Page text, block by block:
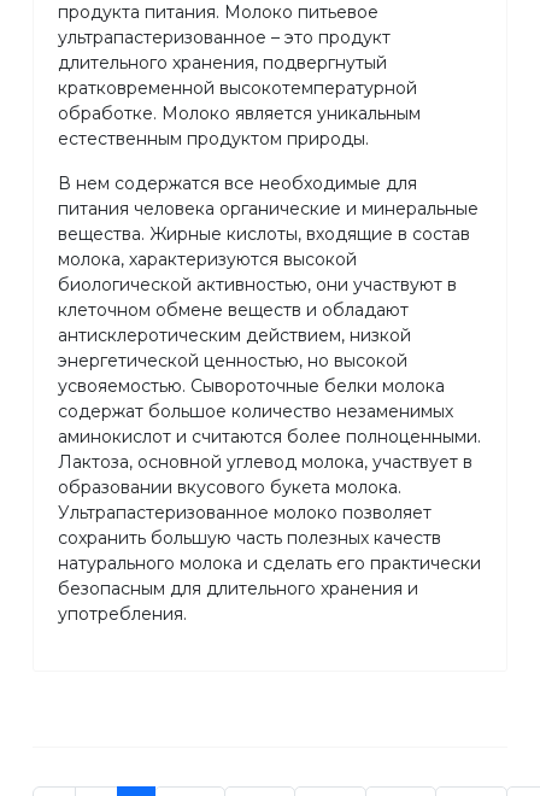
продукта питания. Молоко питьевое
ультрапастеризованное – это продукт
длительного хранения, подвергнутый
кратковременной высокотемпературной
обработке. Молоко является уникальным
естественным продуктом природы.
В нем содержатся все необходимые для
питания человека органические и минеральные
вещества. Жирные кислоты, входящие в состав
молока, характеризуются высокой
биологической активностью, они участвуют в
клеточном обмене веществ и обладают
антисклеротическим действием, низкой
энергетической ценностью, но высокой
усвояемостью. Сывороточные белки молока
содержат большое количество незаменимых
аминокислот и считаются более полноценными.
Лактоза, основной углевод молока, участвует в
образовании вкусового букета молока.
Ультрапастеризованное молоко позволяет
сохранить большую часть полезных качеств
натурального молока и сделать его практически
безопасным для длительного хранения и
употребления.